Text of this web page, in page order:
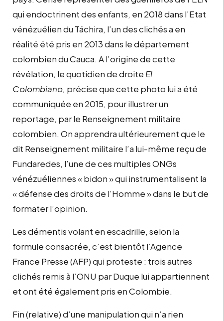
qui endoctrinent des enfants, en 2018 dans l’Etat
vénézuélien du Táchira, l’un des clichés a en
réalité été pris en 2013 dans le département
colombien du Cauca. A l’origine de cette
révélation, le quotidien de droite El
Colombiano, précise que cette photo lui a été
communiquée en 2015, pour illustrer un
reportage, par le Renseignement militaire
colombien. On apprendra ultérieurement que le
dit Renseignement militaire l’a lui-même reçu de
Fundaredes, l’une de ces multiples ONGs
vénézuéliennes « bidon » qui instrumentalisent la
« défense des droits de l’Homme » dans le but de
formater l’opinion.
Les démentis volant en escadrille, selon la
formule consacrée, c’est bientôt l’Agence
France Presse (AFP) qui proteste : trois autres
clichés remis à l’ONU par Duque lui appartiennent
et ont été également pris en Colombie.
Fin (relative) d’une manipulation qui n’a rien